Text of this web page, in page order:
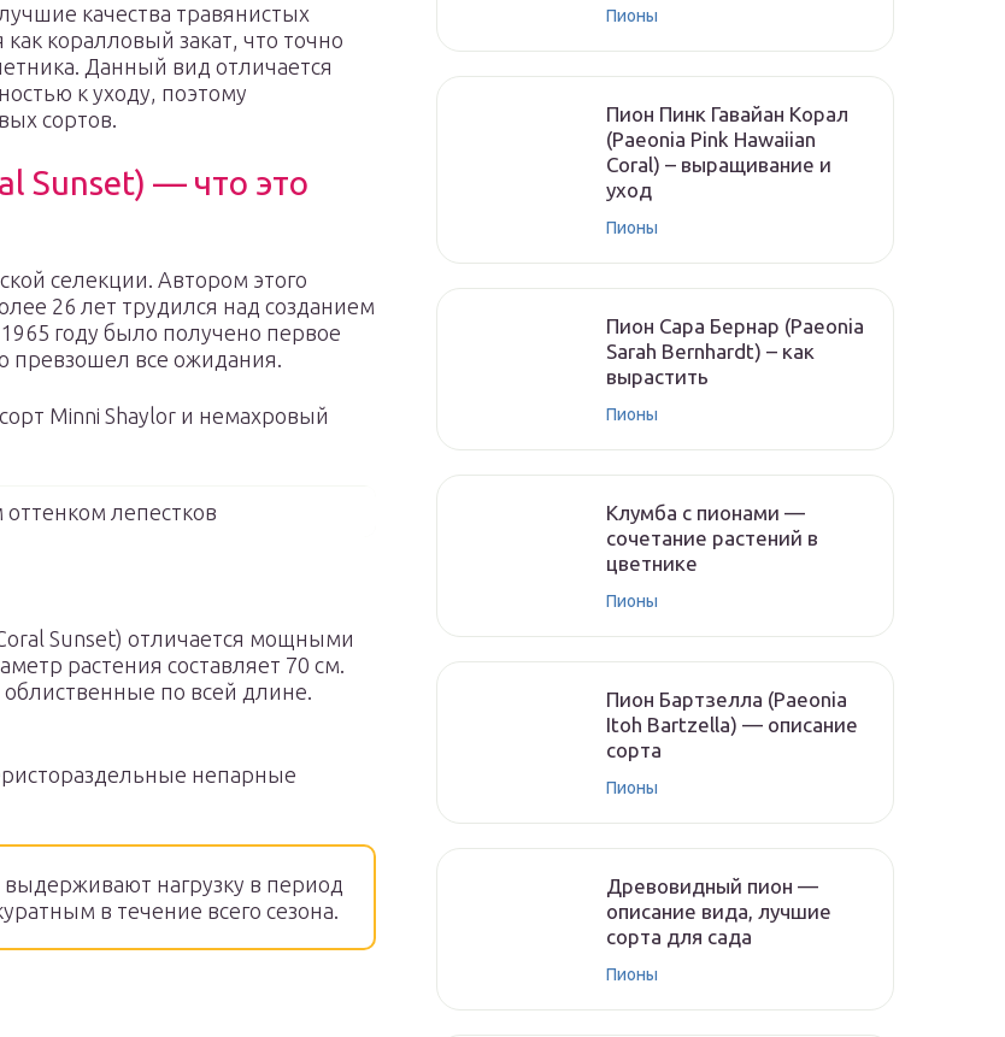
качества травянистых
коралловый закат, что точно
Данный вид отличается
к уходу, поэтому
сортов.
Sunset) — что это
селекции. Автором этого
26 лет трудился над созданием
году было получено первое
превзошел все ожидания.
Minni Shaylor и немахровый
лепестков
Sunset) отличается мощными
растения составляет 70 см.
по всей длине.
непарные
нагрузку в период
в течение всего сезона.
Пионы
Пион Пинк Гавайан Корал
(Paeonia Pink Hawaiian
Coral) – выращивание и
уход
Пионы
Пион Сара Бернар (Paeonia
Sarah Bernhardt) – как
вырастить
Пионы
Клумба с пионами —
сочетание растений в
цветнике
Пионы
Пион Бартзелла (Paeonia
Itoh Bartzella) — описание
сорта
Пионы
Древовидный пион —
описание вида, лучшие
сорта для сада
Пионы